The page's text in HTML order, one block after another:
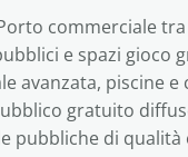
commerciale
e spazi gioco
avanzata, piscine
gratuito
pubbliche di qualità